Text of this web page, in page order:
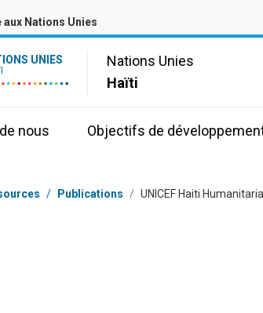
aux Nations Unies
UNIES
Nations Unies
Haïti
nous Objectifs de
/ Publications / UNICEF Haiti